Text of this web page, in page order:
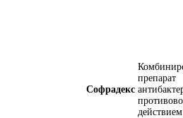
Софрадекс
действием